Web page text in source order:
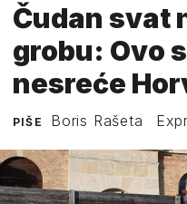
Čudan svat
grobu: Ovo
nesreće
PIŠE Boris Rašeta